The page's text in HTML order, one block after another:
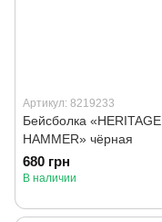
Артикул: 8219233
Бейсболка «HERITAGE
HAMMER» чёрная
680 грн
В наличии